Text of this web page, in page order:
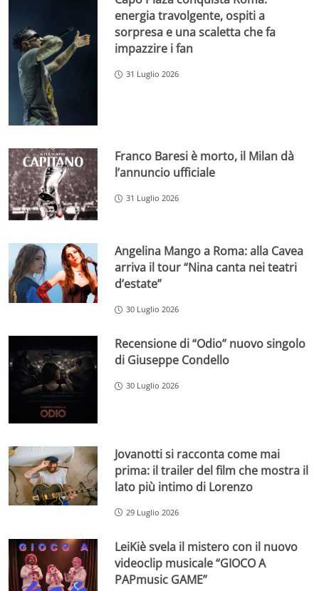
energia travolgente, ospiti a
sorpresa e una scaletta che fa
impazzire i fan
31 Luglio 2026
Franco Baresi è morto, il Milan dà
l’annuncio ufficiale
31 Luglio 2026
Angelina Mango a Roma: alla Cavea
arriva il tour “Nina canta nei teatri
d’estate”
30 Luglio 2026
Recensione di “Odio” nuovo singolo
di Giuseppe Condello
30 Luglio 2026
Jovanotti si racconta come mai
prima: il trailer del film che mostra il
lato più intimo di Lorenzo
29 Luglio 2026
LeiKiè svela il mistero con il nuovo
videoclip musicale “GIOCO A
PAPmusic GAME”